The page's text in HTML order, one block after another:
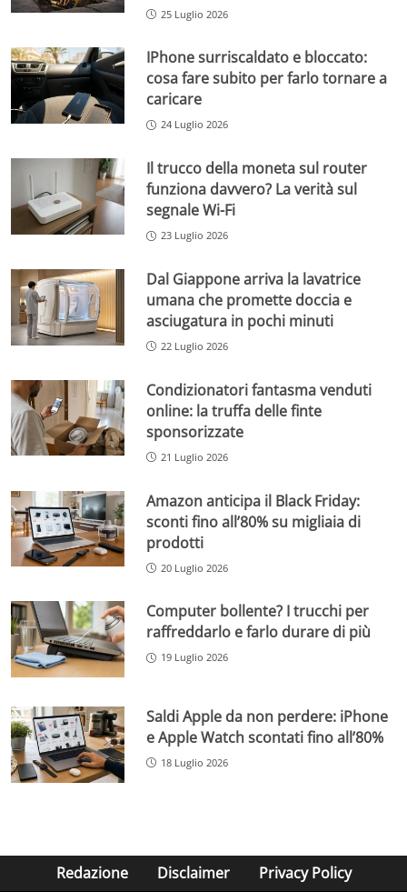
25 Luglio 2026
IPhone surriscaldato e bloccato:
cosa fare subito per farlo tornare a
caricare
24 Luglio 2026
Il trucco della moneta sul router
funziona davvero? La verità sul
segnale Wi-Fi
23 Luglio 2026
Dal Giappone arriva la lavatrice
umana che promette doccia e
asciugatura in pochi minuti
22 Luglio 2026
Condizionatori fantasma venduti
online: la truffa delle finte
sponsorizzate
21 Luglio 2026
Amazon anticipa il Black Friday:
sconti fino all’80% su migliaia di
prodotti
20 Luglio 2026
Computer bollente? I trucchi per
raffreddarlo e farlo durare di più
19 Luglio 2026
Saldi Apple da non perdere: iPhone
e Apple Watch scontati fino all’80%
18 Luglio 2026
Redazione Disclaimer Privacy Policy